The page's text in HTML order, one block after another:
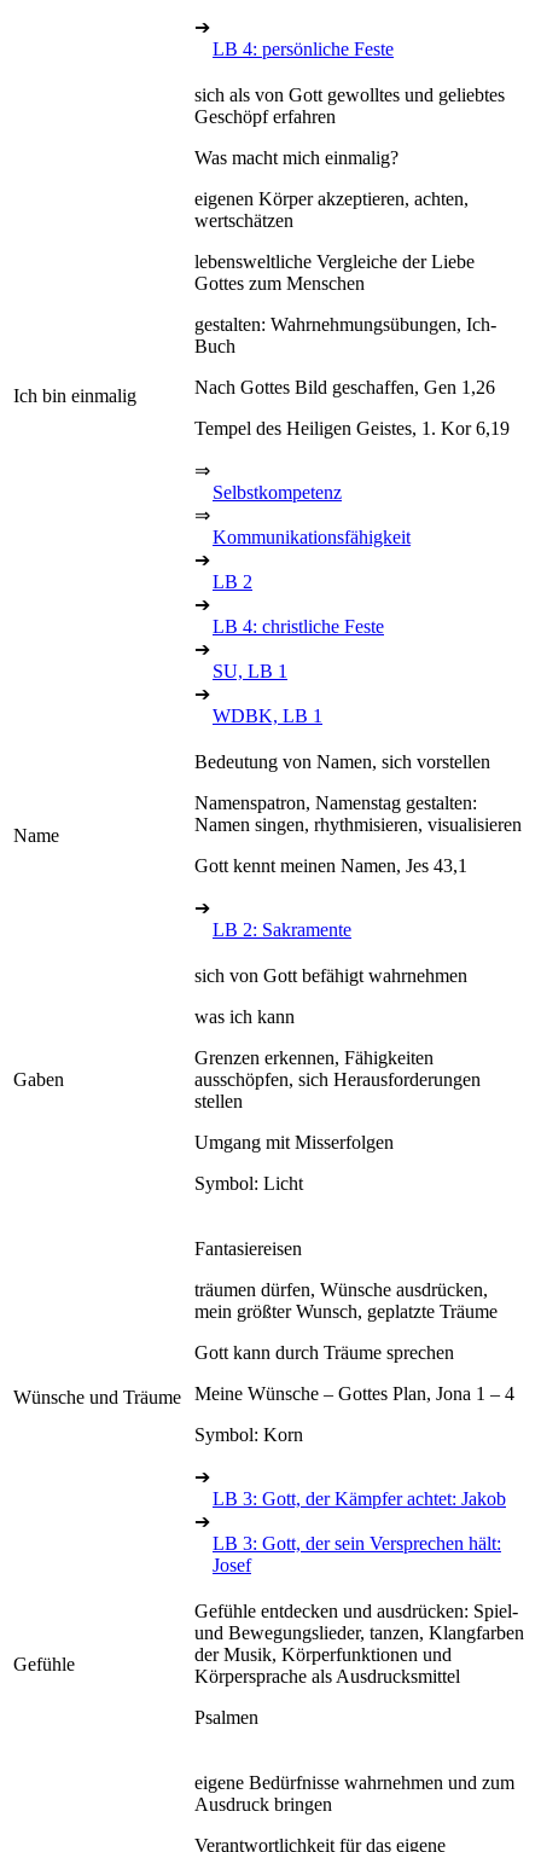
➔
LB 4: persönliche Feste
Ich bin einmalig
sich als von Gott gewolltes und geliebtes
Geschöpf erfahren
Was macht mich einmalig?
eigenen Körper akzeptieren, achten,
wertschätzen
lebensweltliche Vergleiche der Liebe
Gottes zum Menschen
gestalten: Wahrnehmungsübungen, Ich-
Buch
Nach Gottes Bild geschaffen, Gen 1,26
Tempel des Heiligen Geistes, 1. Kor 6,19
⇒
Selbstkompetenz
⇒
Kommunikationsfähigkeit
➔
LB 2
➔
LB 4: christliche Feste
➔
SU, LB 1
➔
WDBK, LB 1
Name
Bedeutung von Namen, sich vorstellen
Namenspatron, Namenstag gestalten:
Namen singen, rhythmisieren, visualisieren
Gott kennt meinen Namen, Jes 43,1
➔
LB 2: Sakramente
Gaben
sich von Gott befähigt wahrnehmen
was ich kann
Grenzen erkennen, Fähigkeiten
ausschöpfen, sich Herausforderungen
stellen
Umgang mit Misserfolgen
Symbol: Licht
Wünsche und Träume
Fantasiereisen
träumen dürfen, Wünsche ausdrücken,
mein größter Wunsch, geplatzte Träume
Gott kann durch Träume sprechen
Meine Wünsche – Gottes Plan, Jona 1 – 4
Symbol: Korn
➔
LB 3: Gott, der Kämpfer achtet: Jakob
➔
LB 3: Gott, der sein Versprechen hält:
Josef
Gefühle
Gefühle entdecken und ausdrücken: Spiel-
und Bewegungslieder, tanzen, Klangfarben
der Musik, Körperfunktionen und
Körpersprache als Ausdrucksmittel
Psalmen
eigene Bedürfnisse wahrnehmen und zum
Ausdruck bringen
Verantwortlichkeit für das eigene